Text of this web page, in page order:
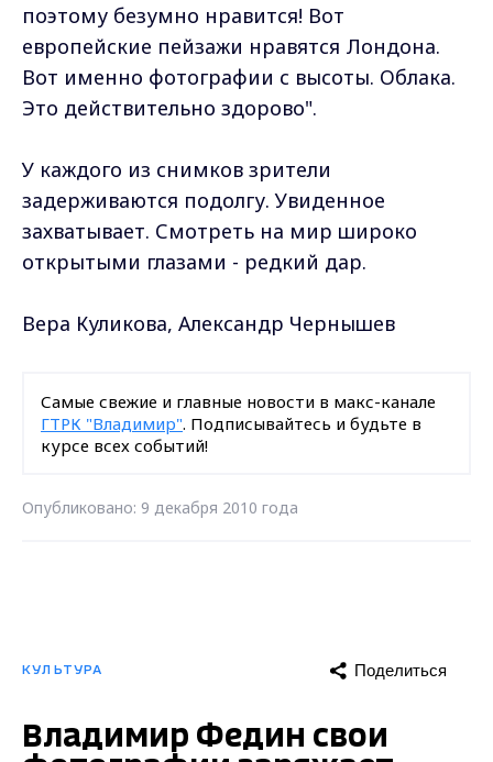
поэтому безумно нравится! Вот
европейские пейзажи нравятся Лондона.
Вот именно фотографии с высоты. Облака.
Это действительно здорово".
У каждого из снимков зрители
задерживаются подолгу. Увиденное
захватывает. Смотреть на мир широко
открытыми глазами - редкий дар.
Вера Куликова, Александр Чернышев
Самые свежие и главные новости в макс-канале
ГТРК "Владимир". Подписывайтесь и будьте в
курсе всех событий!
Опубликовано: 9 декабря 2010 года
КУЛЬТУРА Поделиться
Владимир Федин свои